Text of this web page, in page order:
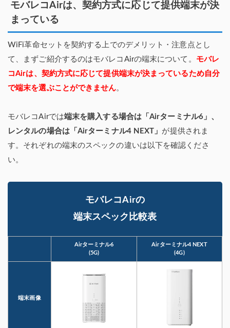
モバレコAirは、契約方式に応じて提供端末が決
まっている
WiFi革命セットを契約する上でのデメリット・注意点とし
て、まずご紹介するのはモバレコAirの端末について。 モバレ
コAirは、契約方式に応じて提供端末が決まっているため自分
で端末を選ぶことができません。
モバレコAirでは端末を購入する場合は「Airターミナル6」、
レンタルの場合は「Airターミナル4 NEXT」 が提供されま
す。それぞれの端末のスペックの違いは以下を確認くださ
い。
モバレコAirの
端末スペック比較表
Airターミナル6
(5G)
Airターミナル4 NEXT
(4G)
端末画像